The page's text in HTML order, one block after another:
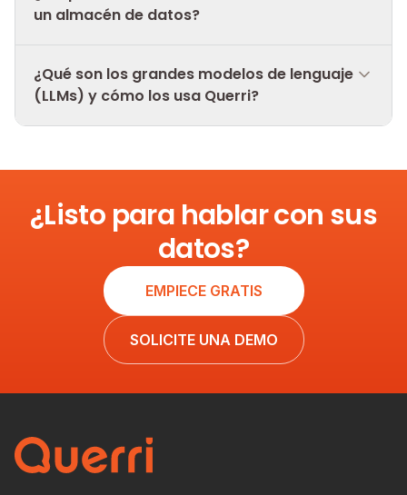
un almacén de datos?
¿Qué son los grandes modelos de lenguaje
(LLMs) y cómo los usa Querri?
¿Listo para hablar con sus
datos?
EMPIECE GRATIS
SOLICITE UNA DEMO